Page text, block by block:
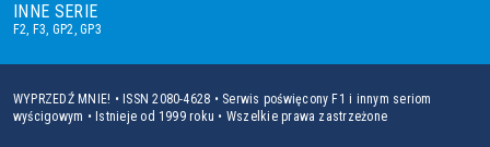
INNE SERIE
F2, F3, GP2,GP3
WYPRZEDŹ MNIE! • ISSN 2080-4628 • Serwis poświęcony F1 i innym seriom
wyścigowym • Istnieje od 1999 roku • Wszelkie prawa zastrzeżone